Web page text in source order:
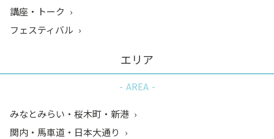
講座・トーク
フェスティバル
エリア
AREA
みなとみらい・桜木町・新港
関内・馬車道・日本大通り